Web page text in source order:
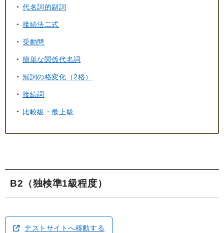
代名詞的副詞
接続法二式
受動態
簡単な関係代名詞
冠詞の格変化（2格）
接続詞
比較級・最上級
B2（独検準1級程度）
テストサイトへ移動する